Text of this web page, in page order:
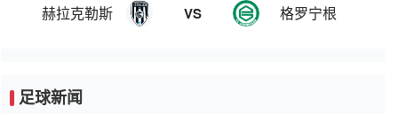
赫拉克勒斯 VS 格罗宁根
足球新闻